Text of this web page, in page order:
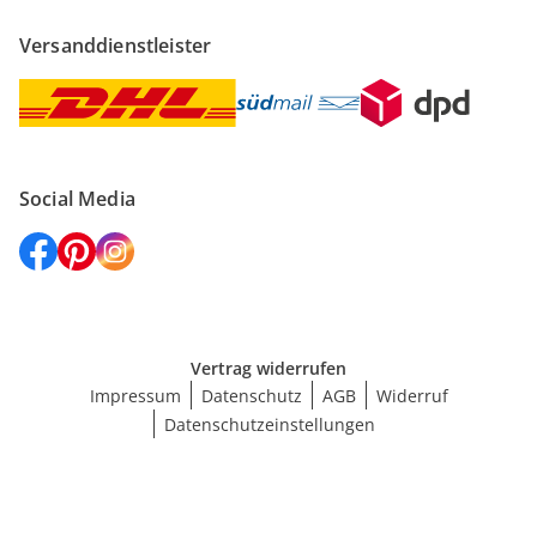
Versanddienstleister
Social Media
Vertrag widerrufen
Impressum
Datenschutz AGB
Widerruf
Datenschutzeinstellungen